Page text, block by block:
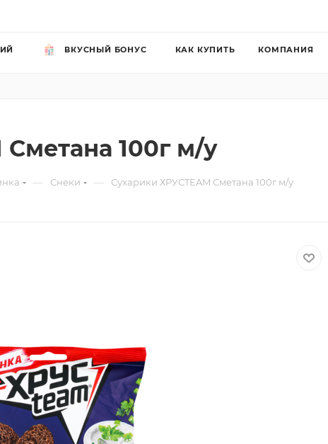
ВКУСНЫЙ БОНУС КАК КУПИТЬ КОМПАНИЯ
100г м/у
— Снеки — Сухарики ХРУСTEAM Сметана 100г м/у